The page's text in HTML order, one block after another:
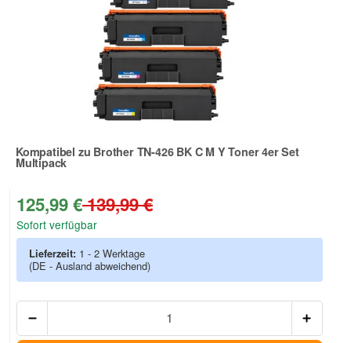
Kompatibel zu Brother TN-426 BK C M Y Toner 4er Set
Multipack
Zur Artikelbewertung
125,99 €139,99 €
Sofort verfügbar
Lieferzeit: 1 - 2 Werktage
(DE - Ausland abweichend)